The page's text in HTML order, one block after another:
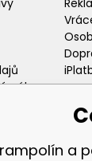
nákup
a